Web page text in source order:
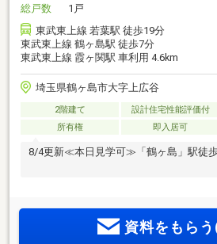
総戸数
1戸
東武東上線 若葉駅 徒歩19分
東武東上線 鶴ヶ島駅 徒歩7分
東武東上線 霞ヶ関駅 車利用 4.6km
埼玉県鶴ヶ島市大字上広谷
2階建て 設計住宅性能評価付
所有権
即入居可
8/4更新≪本日見学可≫「鶴ヶ島」駅徒
資料をもら